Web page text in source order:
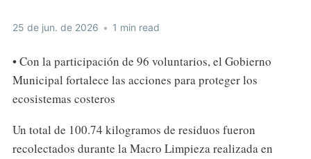
25 de jun. de 2026 • 1 min read
• Con la participación de 96 voluntarios, el Gobierno
Municipal fortalece las acciones para proteger los
ecosistemas costeros
Un total de 100.74 kilogramos de residuos fueron
recolectados durante la Macro Limpieza realizada en